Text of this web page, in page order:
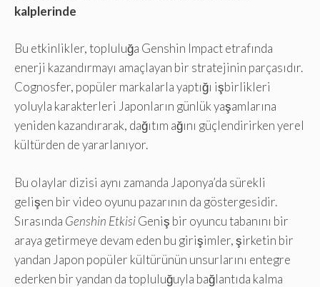
kalplerinde
Bu etkinlikler, topluluğa Genshin Impact etrafında
enerji kazandırmayı amaçlayan bir stratejinin parçasıdır.
Cognosfer, popüler markalarla yaptığı işbirlikleri
yoluyla karakterleri Japonların günlük yaşamlarına
yeniden kazandırarak, dağıtım ağını güçlendirirken yerel
kültürden de yararlanıyor.
Bu olaylar dizisi aynı zamanda Japonya’da sürekli
gelişen bir video oyunu pazarının da göstergesidir.
Sırasında Genshin EtkisiGeniş bir oyuncu tabanını bir
araya getirmeye devam eden bu girişimler, şirketin bir
yandan Japon popüler kültürünün unsurlarını entegre
ederken bir yandan da topluluğuyla bağlantıda kalma